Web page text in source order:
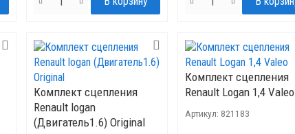
Комплект сцепления
Renault logan
(Двигатель1.6) Original
Комплект сцепления
Renault Logan 1,4 Valeo
Артикул: 821183